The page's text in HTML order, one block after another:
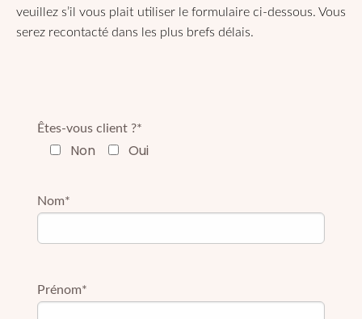
veuillez s’il vous plait utiliser le formulaire ci-dessous. Vous
serez recontacté dans les plus brefs délais.
Êtes-vous client ?*
Non Oui
Nom*
Prénom*